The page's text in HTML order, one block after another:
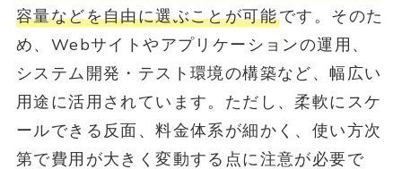
容量などを自由に選ぶことが可能です。そのた
め、Webサイトやアプリケーションの運用、
システム開発・テスト環境の構築など、幅広い
用途に活用されています。ただし、柔軟にスケ
ールできる反面、料金体系が細かく、使い方次
第で費用が大きく変動する点に注意が必要で